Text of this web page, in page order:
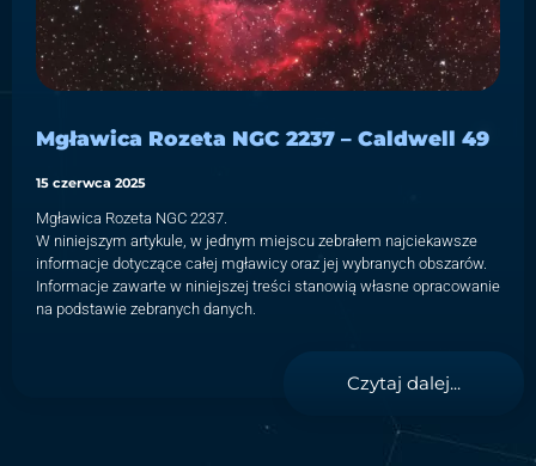
Mgławica Rozeta NGC 2237 – Caldwell 49
15 czerwca 2025
Mgławica Rozeta NGC 2237.
W niniejszym artykule, w jednym miejscu zebrałem najciekawsze
informacje dotyczące całej mgławicy oraz jej wybranych obszarów.
Informacje zawarte w niniejszej treści stanowią własne opracowanie
na podstawie zebranych danych.
Czytaj dalej...